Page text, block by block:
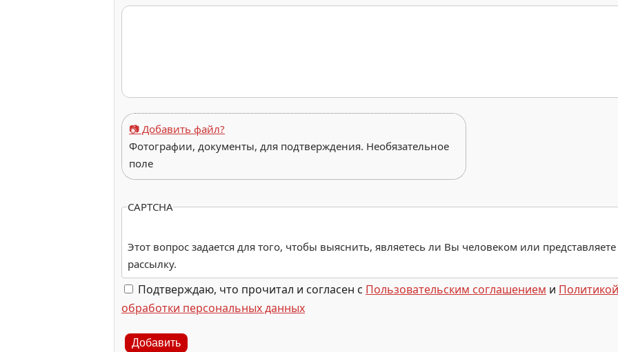
📷 Добавить файл?
Фотографии, документы, для подтверждения. Необязательное
поле
CAPTCHA
Этот вопрос задается для того, чтобы выяснить, являетесь ли Вы человеком или
рассылку.
Подтверждаю, что прочитал и согласен с Пользовательским соглашением и
обработки персональных данных
Добавить